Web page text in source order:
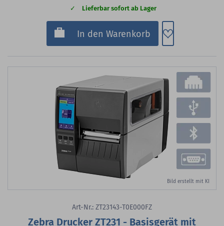
Lieferbar sofort ab Lager
In den Warenkorb Zum
Bild erstellt mit KI
Art-Nr.: ZT23143-T0E000FZ
Zebra Drucker ZT231 - Basisgerät mit